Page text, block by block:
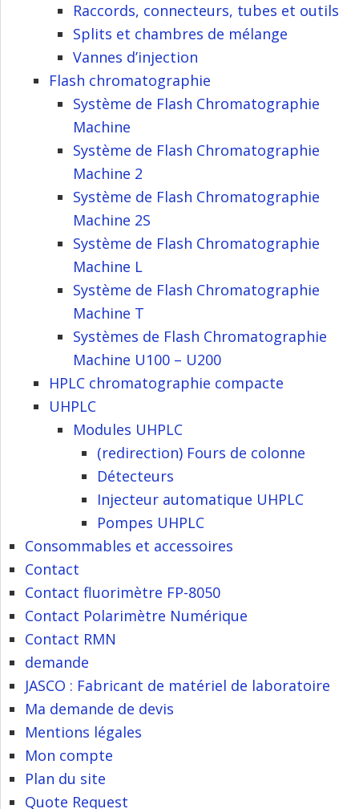
Raccords, connecteurs, tubes et outils
Splits et chambres de mélange
Vannes d’injection
Flash chromatographie
Système de Flash Chromatographie
Machine
Système de Flash Chromatographie
Machine 2
Système de Flash Chromatographie
Machine 2S
Système de Flash Chromatographie
Machine L
Système de Flash Chromatographie
Machine T
Systèmes de Flash Chromatographie
Machine U100 – U200
HPLC chromatographie compacte
UHPLC
Modules UHPLC
(redirection) Fours de colonne
Détecteurs
Injecteur automatique UHPLC
Pompes UHPLC
Consommables et accessoires
Contact
Contact fluorimètre FP-8050
Contact Polarimètre Numérique
Contact RMN
demande
JASCO : Fabricant de matériel de laboratoire
Ma demande de devis
Mentions légales
Mon compte
Plan du site
Quote Request